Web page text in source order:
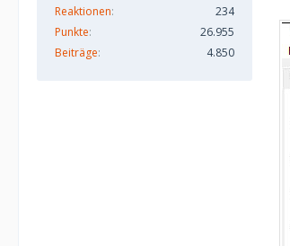
Reaktionen
234
Punkte
26.955
Beiträge
4.850